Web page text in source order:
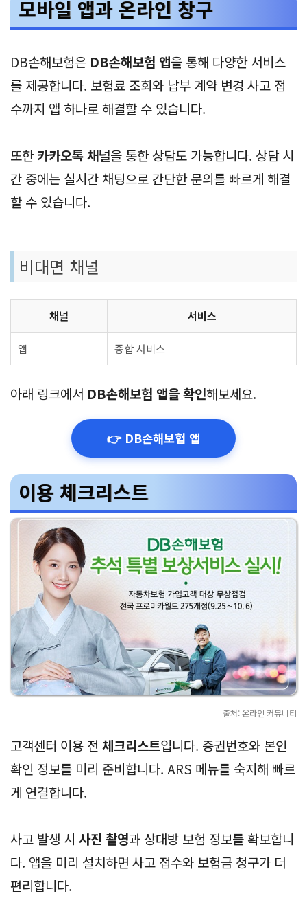
모바일 앱과 온라인 창구
DB손해보험은 DB손해보험 앱을 통해 다양한 서비스
를 제공합니다. 보험료 조회와 납부 계약 변경 사고 접
수까지 앱 하나로 해결할 수 있습니다.
또한카카오톡 채널을 통한 상담도 가능합니다. 상담 시
간 중에는 실시간 채팅으로 간단한 문의를 빠르게 해결
할 수 있습니다.
비대면 채널
채널 서비스
앱 종합 서비스
아래 링크에서 DB손해보험 앱을 확인해보세요.
👉 DB손해보험 앱
이용 체크리스트
출처: 온라인 커뮤니티
고객센터 이용 전 체크리스트입니다. 증권번호와 본인
확인 정보를 미리 준비합니다. ARS 메뉴를 숙지해 빠르
게 연결합니다.
사고 발생 시 사진 촬영과 상대방 보험 정보를 확보합니
다. 앱을 미리 설치하면 사고 접수와 보험금 청구가 더
편리합니다.